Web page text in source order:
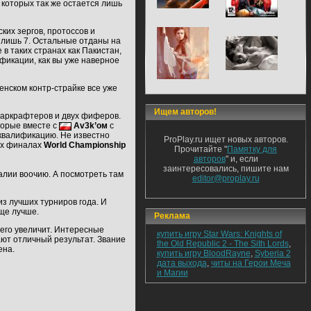
так же остается лишь
зергов, протоссов и
лишь 7. Остальные отданы на
таких странах как Пакистан,
как вы уже наверное
контр-страйке все уже
и двух фиферов.
вместе с
Av3k’ом с
Не известно
финалах World Championship
воочию. А посмотреть там
лучших турниров года. И
лучше.
увеличит. Интересные
отличный результат. Звание
Ищем авторов!
ProPlay.ru ищет новых авторов.
Прочитайте "Памятку для
авторов" и, если
заинтересовались, пишите нам
editor@proplay.ru
Реклама
купить игру Star Wars: Knights of
the Old Republic 2 - The Sith Lords,
купить игру BloodRayne, Syberia 2
дата выхода, читы на Герои Меча
и Магии